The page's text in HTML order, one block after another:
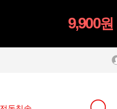
9,900원